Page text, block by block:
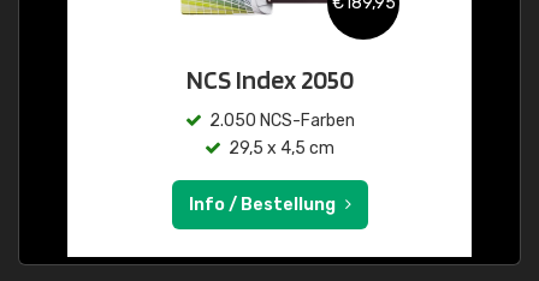
NCS Index 2050
2.050 NCS-Farben
29,5 x 4,5 cm
Info / Bestellung